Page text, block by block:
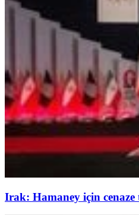
Irak: Hamaney için cenaze